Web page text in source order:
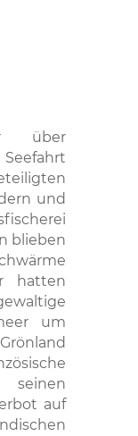
über
und
blieben
hatten
um
seinen
auf